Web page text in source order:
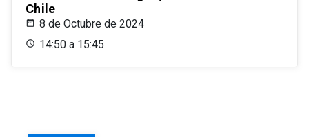
Chile
8 de Octubre de 2024
14:50 a 15:45